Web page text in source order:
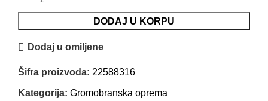
DODAJ U KORPU
Dodaj u omiljene
Šifra proizvoda: 22588316
Kategorija: Gromobranska oprema